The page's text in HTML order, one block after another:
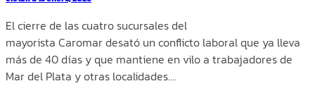
El cierre de las cuatro sucursales del
mayorista Caromar desató un conflicto laboral que ya lleva
más de 40 días y que mantiene en vilo a trabajadores de
Mar del Plata y otras localidades.…